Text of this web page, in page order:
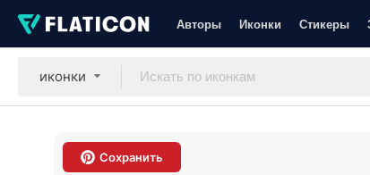
Авторы Иконки Стикеры
иконки
Сохранить